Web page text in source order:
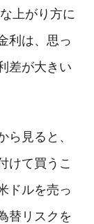
上がり方に
利は、思っ
差が大きい
ら見ると、
けて買うこ
ドルを売っ
替リスクを